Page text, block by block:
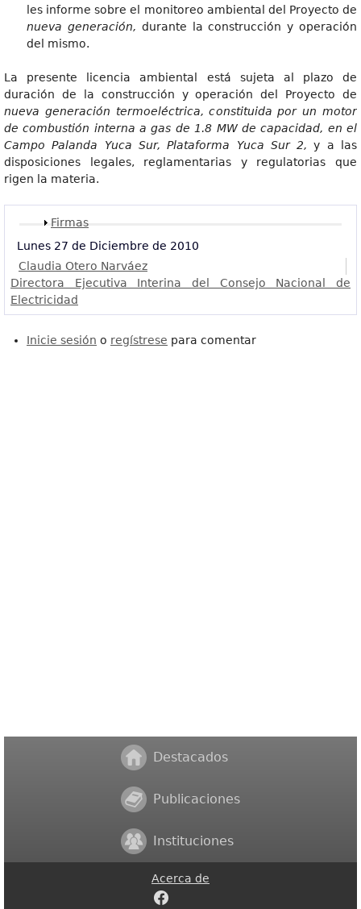
les informe sobre el monitoreo ambiental del Proyecto de
nueva generación, durante la construcción y operación
del mismo.
La presente licencia ambiental está sujeta al plazo de
duración de la construcción y operación del Proyecto de
nueva generación termoeléctrica, constituida por un motor
de combustión interna a gas de 1.8 MW de capacidad, en el
Campo Palanda Yuca Sur, Plataforma Yuca Sur 2,y a las
disposiciones legales, reglamentarias y regulatorias que
rigen la materia.
Mostrar
Firmas
Lunes 27 de Diciembre de 2010
Claudia Otero Narváez
Directora Ejecutiva Interina del Consejo Nacional de
Electricidad
Inicie sesión o regístrese para comentar
Destacados
Publicaciones
Instituciones
Acerca de